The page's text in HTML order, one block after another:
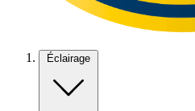
Éclairage